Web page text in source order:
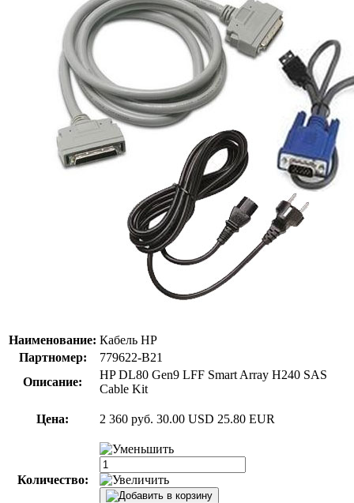
Наименование: Кабель HP
Партномер:
779622-B21
Описание:
HP DL80 Gen9 LFF Smart Array H240 SAS
Cable Kit
Цена: 2 360 руб. 30.00 USD 25.80 EUR
Количество: